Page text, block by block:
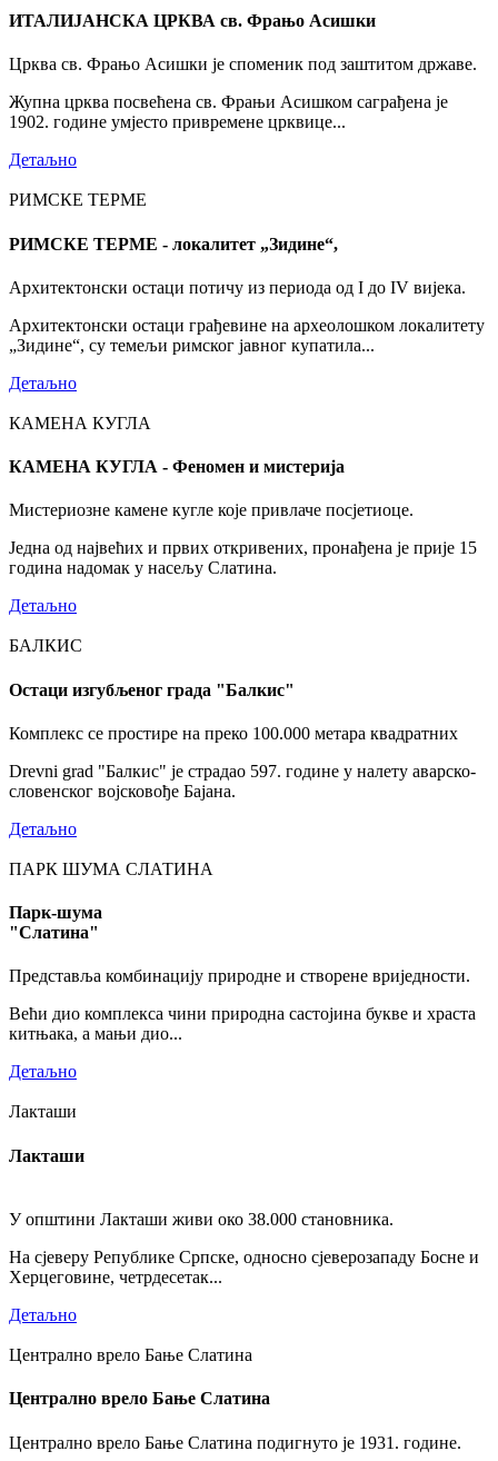
ИТАЛИЈАНСКА ЦРКВА св. Фрањо Асишки
Црква св. Фрањо Асишки је споменик под заштитом државе.
Жупна црква посвећена св. Фрањи Асишком саграђена је
1902. године умјесто привремене црквице...
Детаљно
РИМСКЕ ТЕРМЕ
РИМСКЕ ТЕРМЕ - локалитет „Зидине“,
Архитектонски остаци потичу из периода од I до IV вијека.
Архитектонски остаци грађевине на археолошком локалитету
„Зидине“, су темељи римског јавног купатила...
Детаљно
КАМЕНА КУГЛА
КАМЕНА КУГЛА - Феномен и мистерија
Мистериозне камене кугле које привлаче посјетиоце.
Једна од највећих и првих откривених, пронађена је прије 15
година надомак у насељу Слатина.
Детаљно
БАЛКИС
Остаци изгубљеног града "Балкис"
Комплекс се простире на преко 100.000 метара квадратних
Drevni grad "Балкис" је страдао 597. године у налету аварско-
словенског војсковође Бајана.
Детаљно
ПАРК ШУМА СЛАТИНА
Парк-шума
"Слатина"
Представља комбинацију природне и створене вриједности.
Већи дио комплекса чини природна састојина букве и храста
китњака, а мањи дио...
Детаљно
Лакташи
Лакташи
У општини Лакташи живи око 38.000 становника.
На сјеверу Републике Српске, односно сјеверозападу Босне и
Херцеговине, четрдесетак...
Детаљно
Централно врело Бање Слатина
Централно врело Бање Слатина
Централно врело Бање Слатина подигнуто је 1931. године.